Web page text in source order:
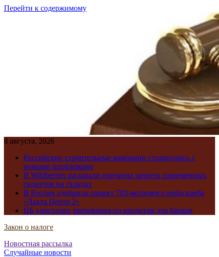
Перейти к содержимому
8 августа, 2026
Российские строительные компании столкнулись с
новыми проблемами
В Wildberries раскрыли причины запрета современных
гаджетов на складах
В России одобрили проект 703-метрового небоскреба
«Лахта Центр 2»
ЦБ ужесточит требования по кредитам для банков
Закон о налоге
Новостная рассылка
Случайные новости